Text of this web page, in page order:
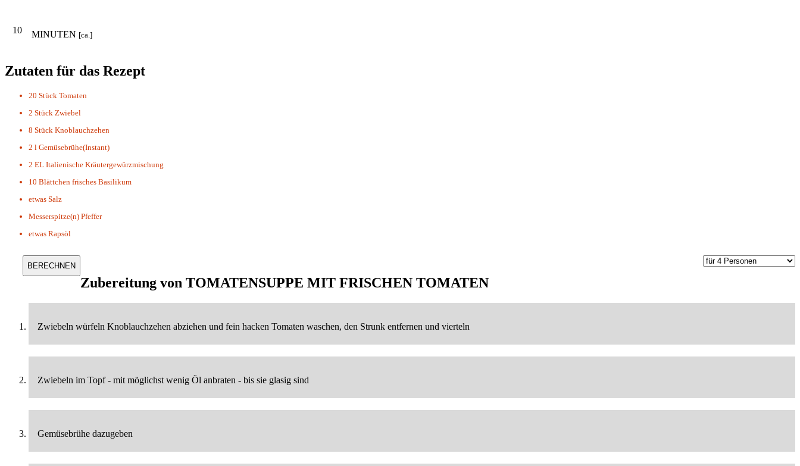
10 MINUTEN [ca.]
Zutaten für das Rezept
20 Stück Tomaten
2 Stück Zwiebel
8 Stück Knoblauchzehen
2 l Gemüsebrühe(Instant)
2 EL Italienische Kräutergewürzmischung
10 Blättchen frisches Basilikum
etwas Salz
Messerspitze(n) Pfeffer
etwas Rapsöl
Zubereitung von TOMATENSUPPE MIT FRISCHEN TOMATEN
Zwiebeln würfeln Knoblauchzehen abziehen und fein hacken Tomaten waschen, den Strunk entfernen und vierteln
Zwiebeln im Topf - mit möglichst wenig Öl anbraten - bis sie glasig sind
Gemüsebrühe dazugeben